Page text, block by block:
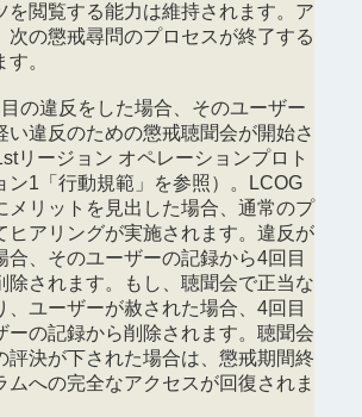
を閲覧する能力は維持されます。ア
次の懲戒尋問のプロセスが終了する
。
の違反をした場合、そのユーザー
い違反のための懲戒聴聞会が開始さ
リージョン オペレーションプロト
ン1「行動規範」を参照）。LCOG
メリットを見出した場合、通常のプ
ヒアリングが実施されます。違反が
合、そのユーザーの記録から4回目
除されます。もし、聴聞会で正当な
、ユーザーが赦された場合、4回目
ーの記録から削除されます。聴聞会
評決が下された場合は、懲戒期間終
ムへの完全なアクセスが回復されま